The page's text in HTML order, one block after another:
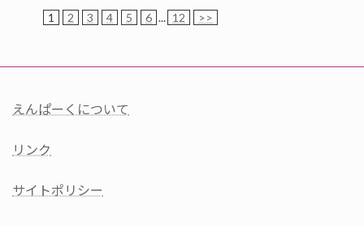
1 2 3 4 5 6 ... 12 >>
えんぱーくについて
リンク
サイトポリシー